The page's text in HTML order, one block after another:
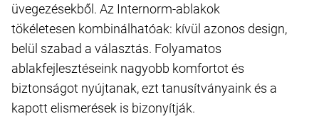
üvegezésekből. Az Internorm-ablakok
tökéletesen kombinálhatóak: kívül azonos design,
belül szabad a választás. Folyamatos
ablakfejlesztéseink nagyobb komfortot és
biztonságot nyújtanak, ezt tanusítványaink és a
kapott elismerések is bizonyítják.